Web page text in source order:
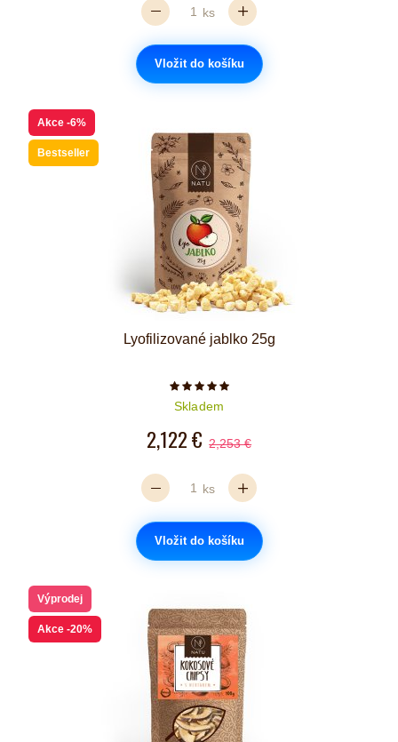
ks
Vložit do košíku
Akce -6%
Bestseller
Lyofilizované jablko 25g
Počet hvězdiček je 5 z 5
Skladem
2,122 € 2,253 €
ks
Vložit do košíku
Výprodej
Akce -20%